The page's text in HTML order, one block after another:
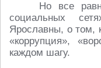
Но все
социальных
Ярославны, о том,
«коррупция»,
каждом шагу.